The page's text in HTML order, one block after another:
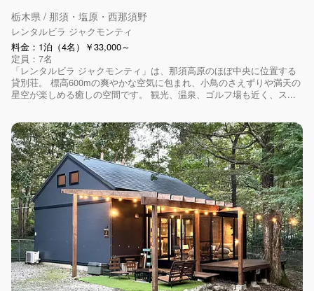
栃木県 / 那須・塩原・西那須野
レンタルビラ ジャクモンティ
料金：1泊（4名）￥33,000～
定員：7名
「レンタルビラ ジャクモンティ」は、那須高原のほぼ中央に位置する
貸別荘。 標高600mの爽やかな空気に包まれ、小鳥のさえずりや満天の
星空が楽しめる癒しの空間です。 観光、温泉、ゴルフ場も近く、ス...